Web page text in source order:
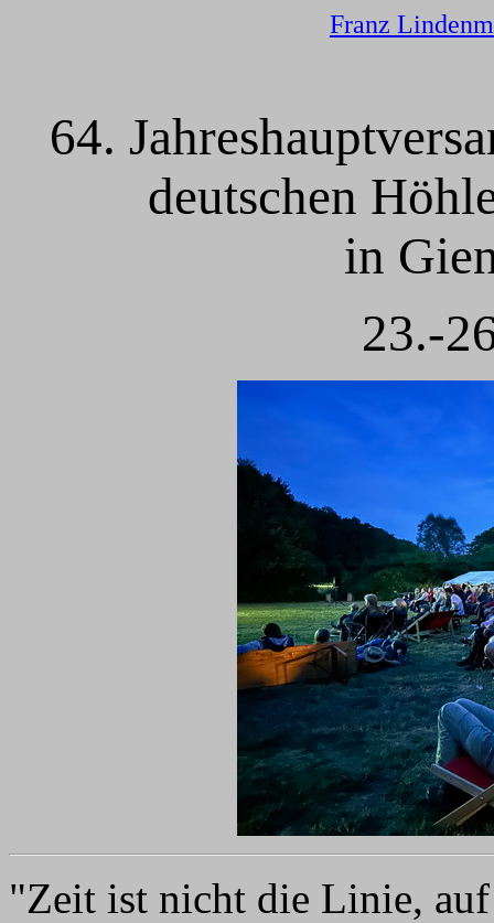
Franz
64.
deutschen
in
23.-
"Zeit ist nicht die Linie,